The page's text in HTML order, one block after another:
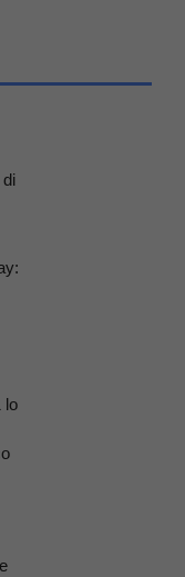
di
lo